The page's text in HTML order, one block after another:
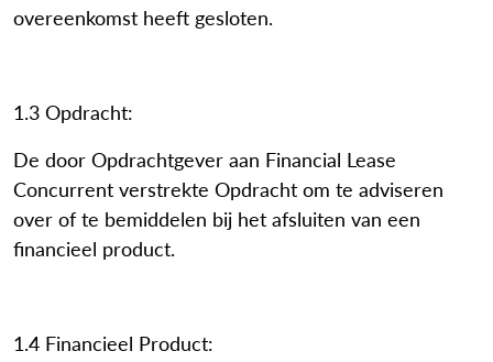
overeenkomst heeft gesloten.
1.3 Opdracht:
De door Opdrachtgever aan Financial Lease
Concurrent verstrekte Opdracht om te adviseren
over of te bemiddelen bij het afsluiten van een
financieel product.
1.4 Financieel Product: